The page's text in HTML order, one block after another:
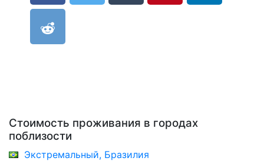
Стоимость проживания в городах
поблизости
Экстремальный, Бразилия